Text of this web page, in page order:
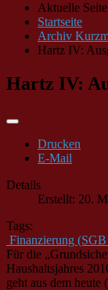
Aktuelle
Startseite
Archiv
Hartz IV:
Hartz IV:
Drucken
E-Mail
Details
Erstellt: 20.
Tags:
Finanzierung
Für die
Haushaltsjahres
geht aus dem